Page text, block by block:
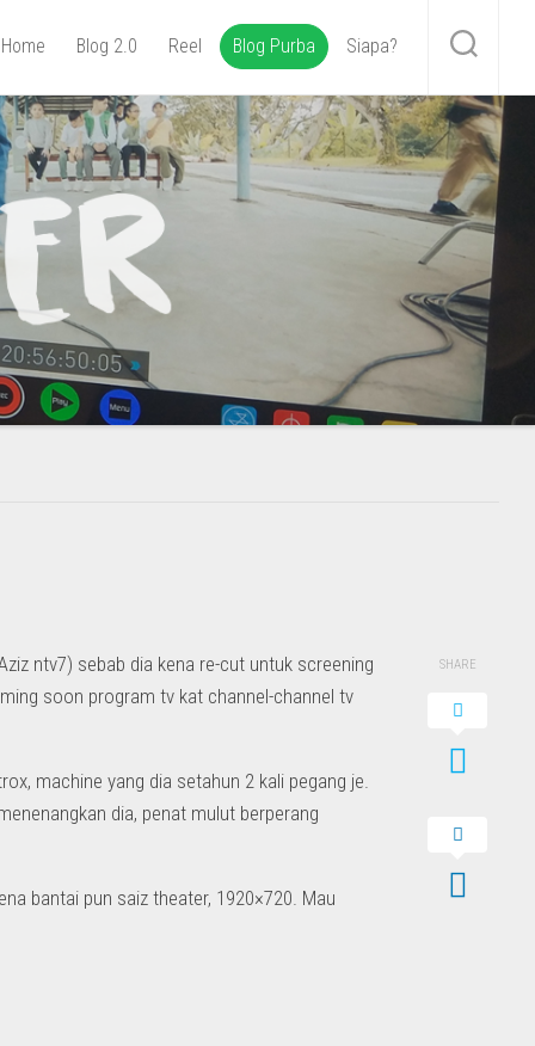
Home Blog 2.0 Reel Blog Purba Siapa?
ntv7) sebab dia kena re-cut untuk screening
soon program tv kat channel-channel tv
machine yang dia setahun 2 kali pegang je.
dia, penat mulut berperang
bantai pun saiz theater, 1920×720. Mau
SHARE